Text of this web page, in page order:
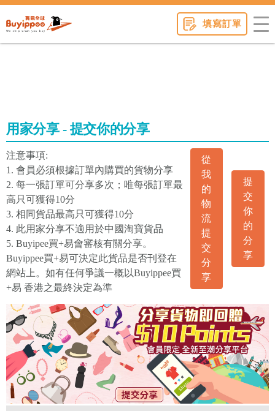
填寫訂單
用家分享 - 提交你的分享
注意事項:
1. 會員必須根據訂單內購買的貨物分享
2. 每一張訂單可分享多次；唯每張訂單最
高只可獲得10分
3. 相同貨品最高只可獲得10分
4. 此用家分享不適用於中國淘寶貨品
5. Buyipee買+易會審核有關分享。
Buyippee買+易可決定此貨品是否刊登在
網站上。如有任何爭議一概以Buyippee買
+易 香港之最終決定為準
從
我
的
物
流
提
交
分
享
提
交
你
的
分
享